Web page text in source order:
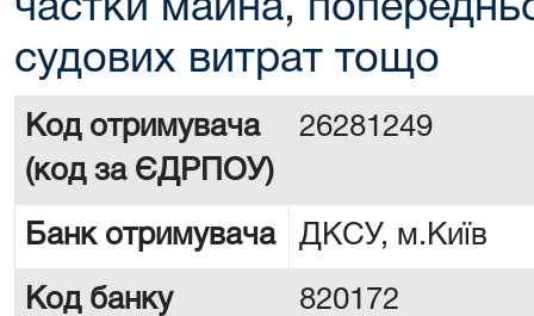
частки майна,
судових витрат тощо
Код отримувача
(код за ЄДРПОУ)
26281249
Банк отримувача ДКСУ, м.Київ
Код банку
820172